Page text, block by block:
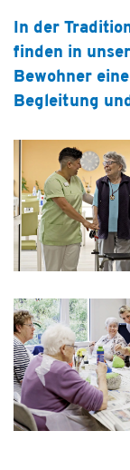
In der
finden in
Bewohner
Begleitung